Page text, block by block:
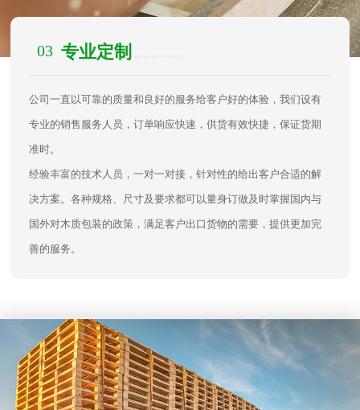
03 专业定制
公司一直以可靠的质量和良好的服务给客户好的体验，我们设有
专业的销售服务人员，订单响应快速，供货有效快捷，保证货期
准时。
经验丰富的技术人员，一对一对接，针对性的给出客户合适的解
决方案。各种规格、尺寸及要求都可以量身订做及时掌握国内与
国外对木质包装的政策，满足客户出口货物的需要，提供更加完
善的服务。